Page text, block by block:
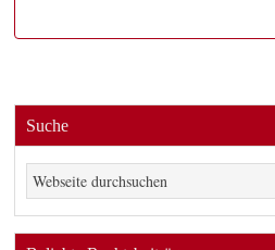
Suche